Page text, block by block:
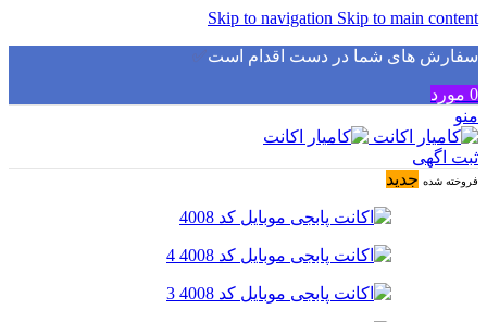
Skip to navigation Skip to main content
سفارش های شما در دست اقدام است✅
0 مورد
منو
ثبت اگهی
فروخته شده جدید